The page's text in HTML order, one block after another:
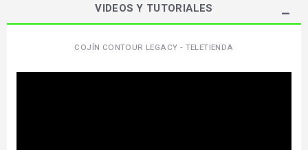
VIDEOS Y TUTORIALES
COJÍN CONTOUR LEGACY - TELETIENDA